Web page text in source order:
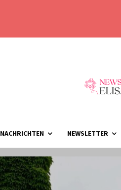
NACHRICHTEN NEWSLETTER